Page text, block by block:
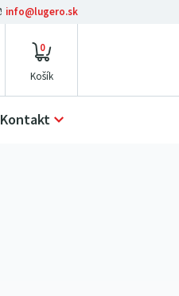
0
Kontakt
info@lugero.sk